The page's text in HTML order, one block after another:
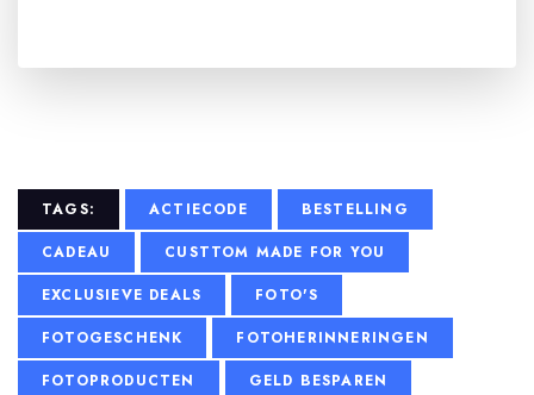
TAGS: ACTIECODE
BESTELLING
CADEAU
CUSTTOM MADE FOR YOU
EXCLUSIEVE DEALS
FOTO'S
FOTOGESCHENK
FOTOHERINNERINGEN
FOTOPRODUCTEN
GELD BESPAREN